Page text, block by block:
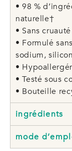
• 98 %
naturelle†
• Sans
• Formulé
sodium,
•
• Testé sous
• Bouteille
ingrédients
mode